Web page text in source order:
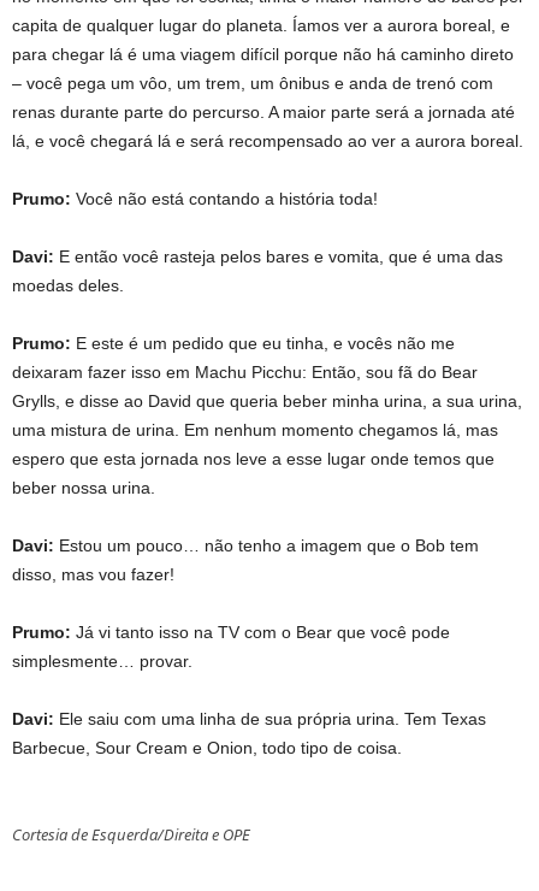
capita de qualquer lugar do planeta. Íamos ver a aurora boreal, e
para chegar lá é uma viagem difícil porque não há caminho direto
– você pega um vôo, um trem, um ônibus e anda de trenó com
renas durante parte do percurso. A maior parte será a jornada até
lá, e você chegará lá e será recompensado ao ver a aurora boreal.
Prumo: Você não está contando a história toda!
Davi: E então você rasteja pelos bares e vomita, que é uma das
moedas deles.
Prumo: E este é um pedido que eu tinha, e vocês não me
deixaram fazer isso em Machu Picchu: Então, sou fã do Bear
Grylls, e disse ao David que queria beber minha urina, a sua urina,
uma mistura de urina. Em nenhum momento chegamos lá, mas
espero que esta jornada nos leve a esse lugar onde temos que
beber nossa urina.
Davi: Estou um pouco… não tenho a imagem que o Bob tem
disso, mas vou fazer!
Prumo: Já vi tanto isso na TV com o Bear que você pode
simplesmente… provar.
Davi: Ele saiu com uma linha de sua própria urina. Tem Texas
Barbecue, Sour Cream e Onion, todo tipo de coisa.
Cortesia de Esquerda/Direita e OPE